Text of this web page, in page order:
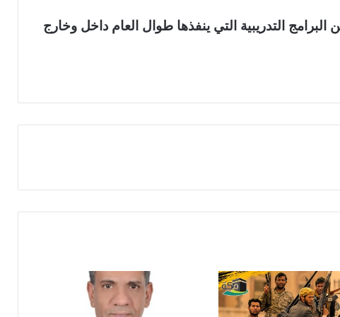
البرامج التدريبية التي ينفذها طوال العام داخل وخارج